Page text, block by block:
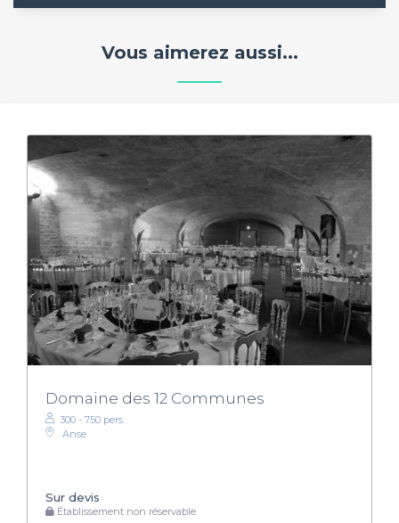
Vous aimerez aussi...
Domaine des 12 Communes
300 - 750 pers.
Anse
Sur devis
Établissement non réservable